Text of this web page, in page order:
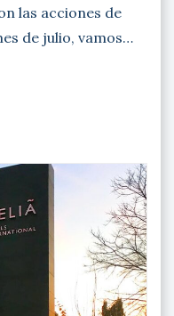
las acciones de
de julio, vamos…